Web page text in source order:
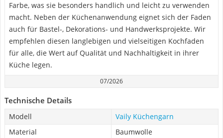
Farbe, was sie besonders handlich und leicht zu verwenden
macht. Neben der Küchenanwendung eignet sich der Faden
auch für Bastel-, Dekorations- und Handwerksprojekte. Wir
empfehlen diesen langlebigen und vielseitigen Kochfaden
für alle, die Wert auf Qualität und Nachhaltigkeit in ihrer
Küche legen.
07/2026
Technische Details
Modell
Vaily Küchengarn
Material
Baumwolle